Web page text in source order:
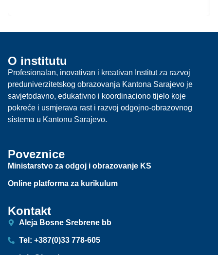
O institutu
Profesionalan, inovativan i kreativan Institut za razvoj
preduniverzitetskog obrazovanja Kantona Sarajevo je
savjetodavno, edukativno i koordinaciono tijelo koje
pokreće i usmjerava rast i razvoj odgojno-obrazovnog
sistema u Kantonu Sarajevo.
Poveznice
Ministarstvo za odgoj i obrazovanje KS
Online platforma za kurikulum
Kontakt
Aleja Bosne Srebrene bb
Tel: +387(0)33 778-605